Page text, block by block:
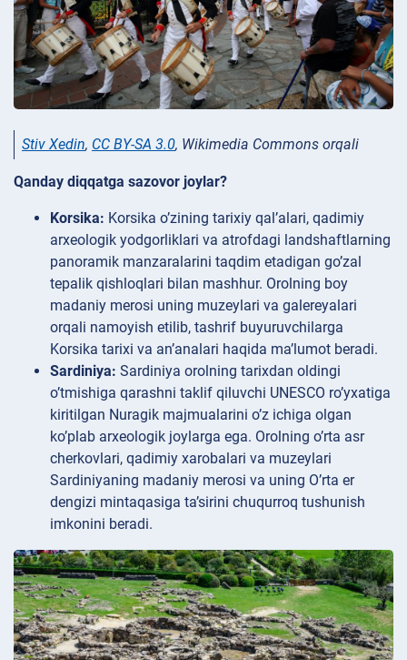
Stiv Xedin, CC BY-SA 3.0, Wikimedia Commons orqali
Qanday diqqatga sazovor joylar?
Korsika: Korsika o’zining tarixiy qal’alari, qadimiy
arxeologik yodgorliklari va atrofdagi landshaftlarning
panoramik manzaralarini taqdim etadigan go’zal
tepalik qishloqlari bilan mashhur. Orolning boy
madaniy merosi uning muzeylari va galereyalari
orqali namoyish etilib, tashrif buyuruvchilarga
Korsika tarixi va an’analari haqida ma’lumot beradi.
Sardiniya: Sardiniya orolning tarixdan oldingi
o’tmishiga qarashni taklif qiluvchi UNESCO ro’yxatiga
kiritilgan Nuragik majmualarini o’z ichiga olgan
ko’plab arxeologik joylarga ega. Orolning o’rta asr
cherkovlari, qadimiy xarobalari va muzeylari
Sardiniyaning madaniy merosi va uning O’rta er
dengizi mintaqasiga ta’sirini chuqurroq tushunish
imkonini beradi.